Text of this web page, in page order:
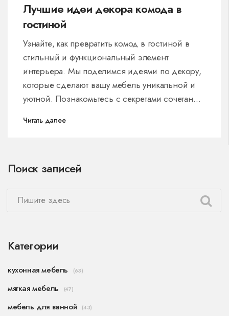
Лучшие идеи декора комода в
гостиной
Узнайте, как превратить комод в гостиной в
стильный и функциональный элемент
интерьера. Мы поделимся идеями по декору,
которые сделают вашу мебель уникальной и
уютной. Познакомьтесь с секретами сочетания
гармонии в комнате. Почерпните вдохновение
Читать далее
Поиск записей
Категории
кухонная мебель (63)
мягкая мебель (47)
мебель для ванной (43)